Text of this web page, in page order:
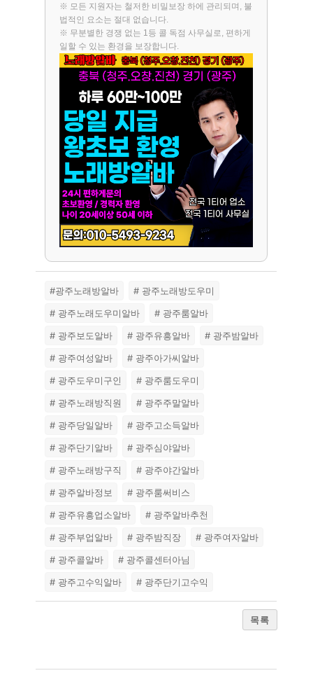
※ 모든 지원자는 철저한 비밀보장 하에 관리되며, 불
법적인 요소는 절대 없습니다.
※ 무분별한 경쟁 없는 1등 콜 독점 사무실로, 편하게
일할 수 있는 환경을 보장합니다.
#광주노래방알바
# 광주노래방도우미
# 광주노래도우미알바
# 광주룸알바
# 광주보도알바
# 광주유흥알바
# 광주밤알바
# 광주여성알바
# 광주아가씨알바
# 광주도우미구인
# 광주룸도우미
# 광주노래방직원
# 광주주말알바
# 광주당일알바
# 광주고소득알바
# 광주단기알바
# 광주심야알바
# 광주노래방구직
# 광주야간알바
# 광주알바정보
# 광주룸써비스
# 광주유흥업소알바
# 광주알바추천
# 광주부업알바
# 광주밤직장
# 광주여자알바
# 광주콜알바
# 광주콜센터아님
# 광주고수익알바
# 광주단기고수익
목록